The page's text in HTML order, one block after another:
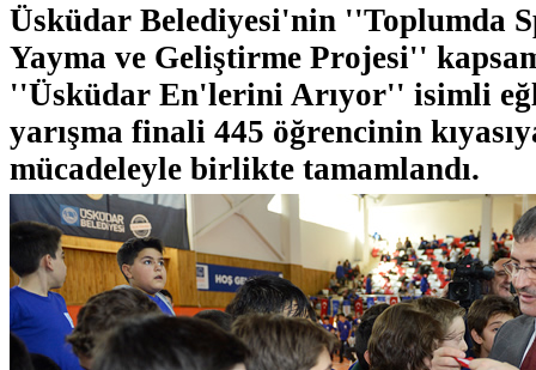
Üsküdar Belediyesi'nin ''Toplumda
Yayma ve Geliştirme Projesi''
''Üsküdar En'lerini Arıyor'' isimli
yarışma finali 445 öğrencinin
mücadeleyle birlikte tamamlandı.